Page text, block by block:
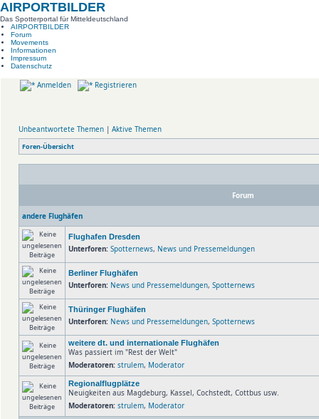
AIRPORTBILDER
Das Spotterportal für Mitteldeutschland
AIRPORTBILDER
Forum
Movements
Informationen
Impressum
Datenschutz
Anmelden Registrieren
Unbeantwortete Themen | Aktive Themen
Foren-Übersicht
Forum
andere Flughäfen
Flughafen Dresden
Unterforen: Spotternews, News und Pressemeldungen
Berliner Flughäfen
Unterforen: News und Pressemeldungen, Spotternews
Thüringer Flughäfen
Unterforen: News und Pressemeldungen, Spotternews
weitere dt. und internationale Flughäfen
Was passiert im "Rest der Welt"
Moderatoren: strulem, Moderator
Regionalflugplätze
Neuigkeiten aus Magdeburg, Kassel, Cochstedt, Cottbus usw.
Moderatoren: strulem, Moderator